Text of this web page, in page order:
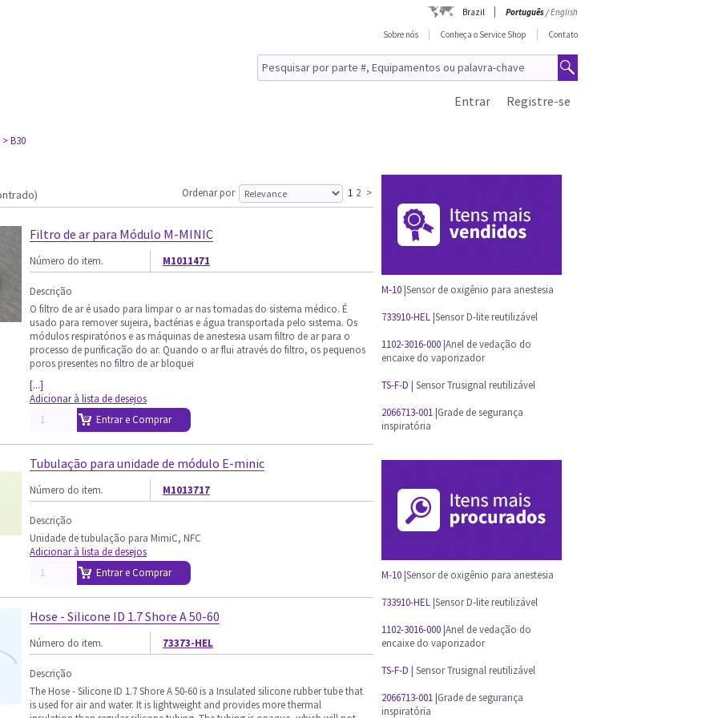
Brazil Português/English
Sobre nós
Conheça o Service Shop Contato
Registre-se
Entrar
> B30
Ordenar por 1 2 >
Filtro de ar para Módulo M-MINIC
Número do item. M1011471
Descrição
O filtro de ar é usado para limpar o ar nas tomadas do sistema médico. É
usado para remover sujeira, bactérias e água transportada pelo sistema. Os
módulos respiratórios e as máquinas de anestesia usam filtro de ar para o
processo de purificação do ar. Quando o ar flui através do filtro, os pequenos
poros presentes no filtro de ar bloquei
[...]
Adicionar à lista de desejos
Entrar e Comprar
Tubulação para unidade de módulo E-minic
Número do item. M1013717
Descrição
Unidade de tubulação para MimiC, NFC
Adicionar à lista de desejos
Entrar e Comprar
Hose - Silicone ID 1.7 Shore A 50-60
Número do item. 73373-HEL
Descrição
The Hose - Silicone ID 1.7 Shore A 50-60 is a Insulated silicone rubber tube that
is used for air and water. It is lightweight and provides more thermal
M-10 |Sensor de oxigênio para anestesia
733910-HEL |Sensor D-lite reutilizável
1102-3016-000 |Anel de vedação do
encaixe do vaporizador
TS-F-D | Sensor Trusignal reutilizável
2066713-001 |Grade de segurança
inspiratória
M-10 |Sensor de oxigênio para anestesia
733910-HEL |Sensor D-lite reutilizável
1102-3016-000 |Anel de vedação do
encaixe do vaporizador
TS-F-D | Sensor Trusignal reutilizável
2066713-001 |Grade de segurança
inspiratória